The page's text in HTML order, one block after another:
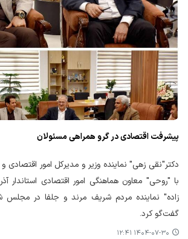
پیشرفت اقتصادی در گرو همراهی مسئولان
دکتر"نقی زهی" نماینده وزیر و مدیرکل امور اقتصادی و
با "روحی" معاون هماهنگی امور اقتصادی استاندار
زاده" نماینده مردم شریف مرند و جلفا در مجلس
گفت‌گو کرد.
۱۴۰۴-۰۷-۳۰ ۱۲:۴۱